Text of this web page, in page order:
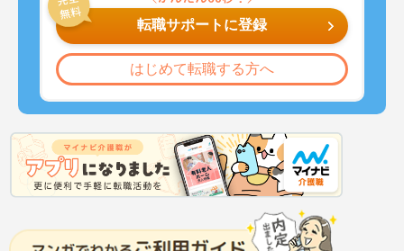
転職サポートに登録
はじめて転職する方へ